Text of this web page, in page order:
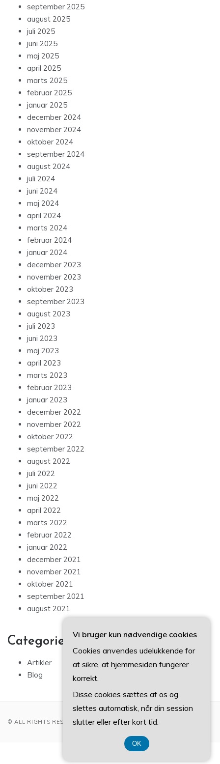
september 2025
august 2025
juli 2025
juni 2025
maj 2025
april 2025
marts 2025
februar 2025
januar 2025
december 2024
november 2024
oktober 2024
september 2024
august 2024
juli 2024
juni 2024
maj 2024
april 2024
marts 2024
februar 2024
januar 2024
december 2023
november 2023
oktober 2023
september 2023
august 2023
juli 2023
juni 2023
maj 2023
april 2023
marts 2023
februar 2023
januar 2023
december 2022
november 2022
oktober 2022
september 2022
august 2022
juli 2022
juni 2022
maj 2022
april 2022
marts 2022
februar 2022
januar 2022
december 2021
november 2021
oktober 2021
september 2021
august 2021
Categories
Artikler
Blog
© ALL RIGHTS RESERVED 2022
Vi bruger kun nødvendige cookies
Cookies anvendes udelukkende for
at sikre, at hjemmesiden fungerer
korrekt.
Disse cookies sættes af os og
slettes automatisk, når din session
slutter eller efter kort tid.
OK